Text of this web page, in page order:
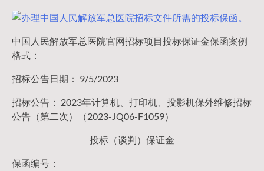
中国人民解放军总医院官网招标项目投标保证金保函案例
格式：
招标公告日期： 9/5/2023
招标公告： 2023年计算机、打印机、投影机保外维修招标
公告（第二次）（2023-JQ06-F1059）
投标（谈判）保证金
保函编号：